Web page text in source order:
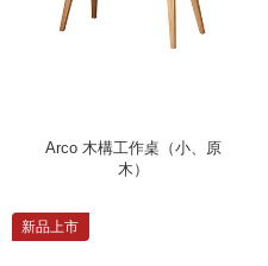
Arco 木構工作桌（小、原
木）
新品上市